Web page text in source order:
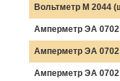
Вольтметр М 2044
Амперметр ЭА 0702
Амперметр ЭА 0702
Амперметр ЭА 0702